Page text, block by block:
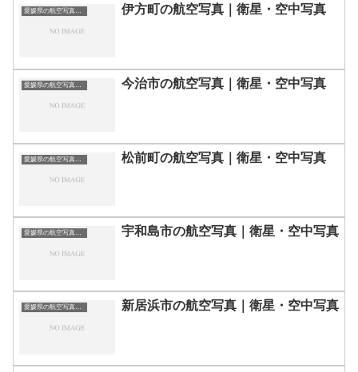
伊方町の航空写真｜衛星・空中写真
今治市の航空写真｜衛星・空中写真
松前町の航空写真｜衛星・空中写真
愛媛県の航空写真・空中写真 宇和島市の航空写真｜衛星・空中写真
愛媛県の航空写真・空中写真 新居浜市の航空写真｜衛星・空中写真